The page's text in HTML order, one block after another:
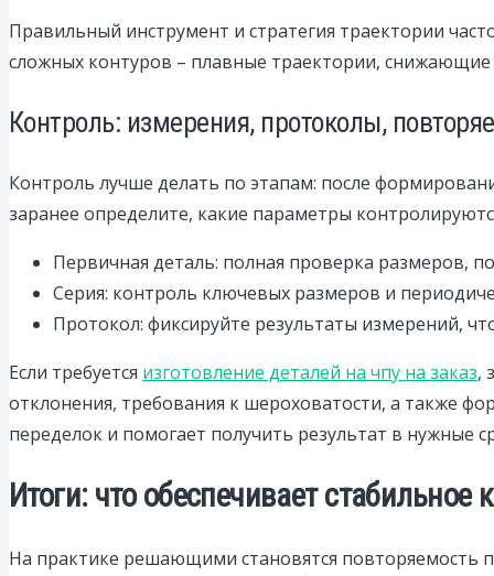
Правильный инструмент и стратегия траектории
сложных контуров – плавные траектории, снижающие
Контроль: измерения, протоколы,
Контроль лучше делать по этапам: после
заранее определите, какие параметры
Первичная деталь: полная проверка размеров,
Серия: контроль ключевых размеров и
Протокол: фиксируйте результаты измерений,
Если требуется изготовление деталей на чпу на заказ,
отклонения, требования к шероховатости, а также
переделок и помогает получить результат в нужные
Итоги: что обеспечивает
На практике решающими становятся повторяемость